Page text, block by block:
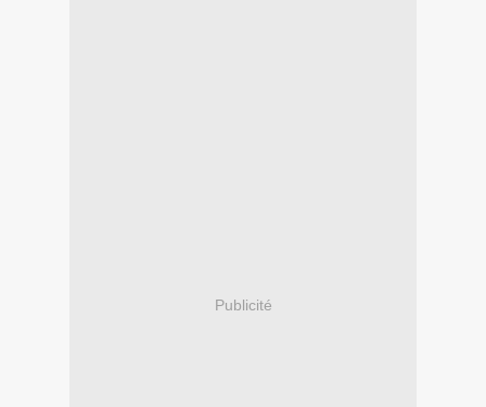
Publicité